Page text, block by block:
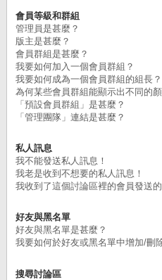
會員等級和群組
管理員是甚麼？
版主是甚麼？
會員群組是甚麼？
我要如何加入一個會員群組？
我要如何成為一個會員群組的組長？
為何某些會員群組能顯示出不同的顏
「預設會員群組」是甚麼？
「管理團隊」連結是甚麼？
私人訊息
我不能發送私人訊息！
我老是收到不想要的私人訊息！
我收到了這個討論區裡的會員發送
好友與黑名單
好友與黑名單是甚麼？
我要如何於好友或黑名單中增加/刪
搜尋討論區